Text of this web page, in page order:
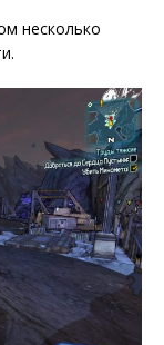
несколько